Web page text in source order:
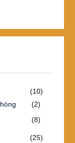
(10)
(2)
(8)
(25)